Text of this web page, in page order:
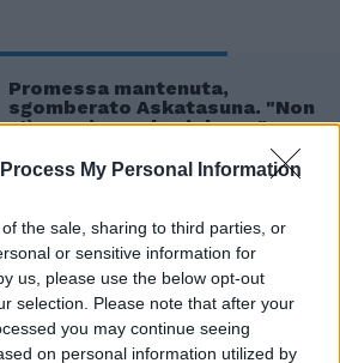
My Personal Information
the sale, sharing to third parties, or
or sensitive information for
us, please use the below opt-out
selection. Please note that after your
you may continue seeing
on personal information utilized by
Promessa mantenuta,
sgomberato Askatasuna. "Non
c'è spazio per la violenza"
Salvini, non può bastare il
definitiva assoluzione